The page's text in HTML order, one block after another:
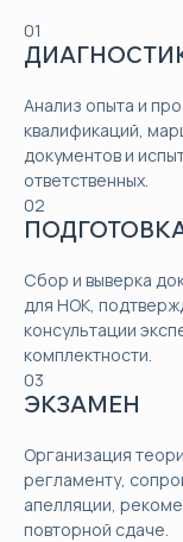
01
Анализ опыта и
квалификаций,
документов и
ответственных.
02
Сбор и выверка
для НОК,
консультации
комплектности.
03
ЭКЗАМЕН
Организация
регламенту,
апелляции,
повторной сдаче.